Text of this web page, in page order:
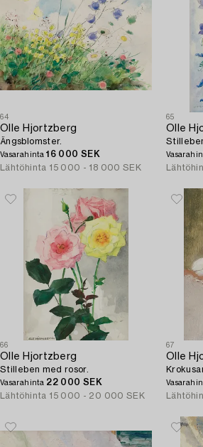
64
Olle Hjortzberg
Ängsblomster.
Vasarahinta16 000 SEK
Lähtöhinta 15 000 - 18 000 SEK
65
Olle
66
Olle Hjortzberg
Stilleben med rosor.
Vasarahinta 22 000 SEK
Lähtöhinta 15 000 - 20 000 SEK
67
Olle